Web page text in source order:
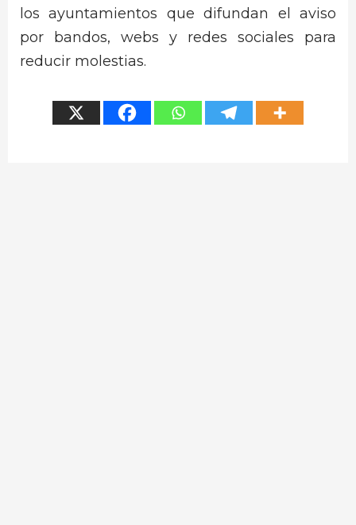
los ayuntamientos que difundan el aviso
por bandos, webs y redes sociales para
reducir molestias.